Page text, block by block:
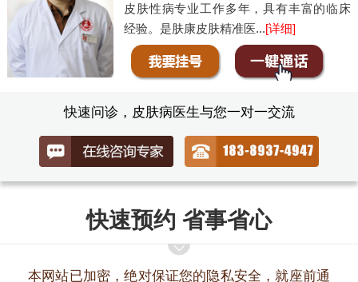
皮肤性病专业工作多年，具有丰富的临床
经验。是肤康皮肤精准医...[详细]
快速问诊，皮肤病医生与您一对一交流
快速预约 省事省心
本网站已加密，绝对保证您的隐私安全，就座前通